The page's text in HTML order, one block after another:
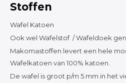
Stoffen
Wafel Katoen
Ook wel Wafelstof / Wafeldoek
Makomastoffen levert een hele
Wafelkatoen van 100% katoen.
De wafel is groot p/m 5.mm in het